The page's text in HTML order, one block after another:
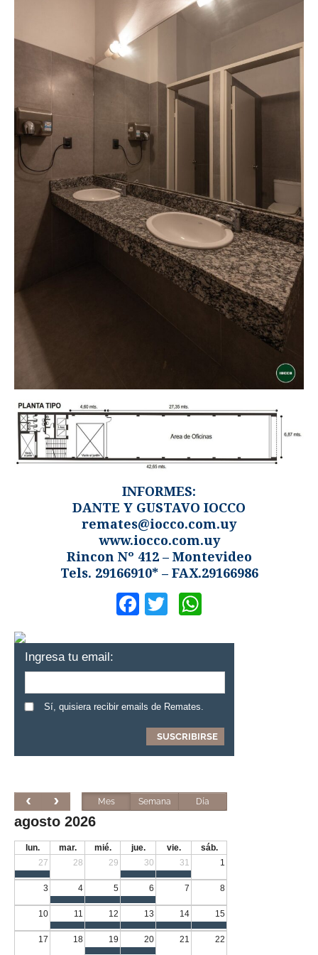
INFORMES:
DANTE Y GUSTAVO IOCCO
remates@iocco.com.uy
www.iocco.com.uy
Rincon Nº 412 – Montevideo
Tels. 29166910* – FAX.29166986
Facebook
Twitter
Ingresa tu email:
Sí, quisiera recibir emails de Remates.
Mes Semana Día
agosto 2026
lun. mar. mié. jue. vie.
sáb.
27
28 29 30 31 1
3 4 5 6 7 8
10 11 12 13 14 15
17 18 19 20 21 22